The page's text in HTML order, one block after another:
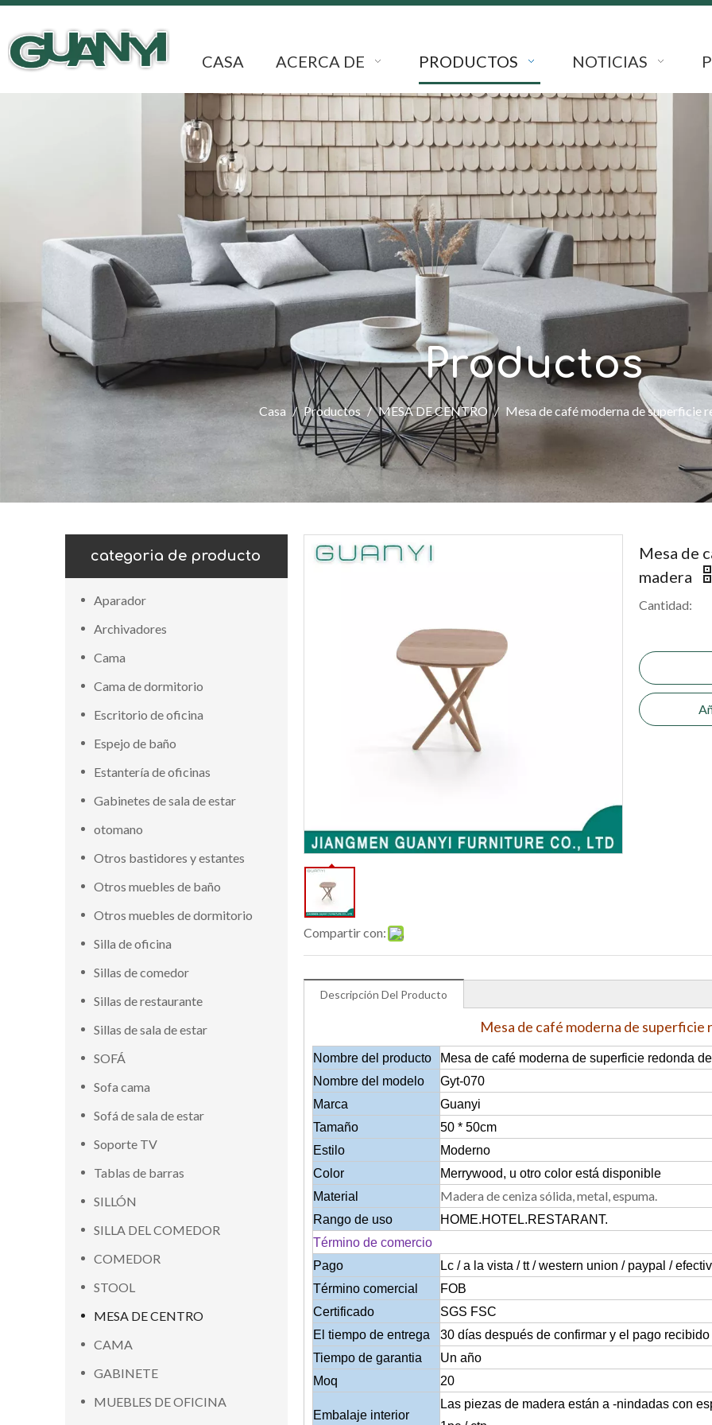
CASA ACERCA DE PRODUCTOS NOTICIAS
Productos
Casa / Productos / MESA DE CENTRO / Mesa de café moderna de superficie
categoria de producto
Aparador
Archivadores
Cama
Cama de dormitorio
Escritorio de oficina
Espejo de baño
Estantería de oficinas
Gabinetes de sala de estar
otomano
Otros bastidores y estantes
Otros muebles de baño
Otros muebles de dormitorio
Silla de oficina
Sillas de comedor
Sillas de restaurante
Sillas de sala de estar
SOFÁ
Sofa cama
Sofá de sala de estar
Soporte TV
Tablas de barras
SILLÓN
SILLA DEL COMEDOR
COMEDOR
STOOL
MESA DE CENTRO
CAMA
GABINETE
MUEBLES DE OFICINA
Compartir con:
Mesa de
madera
Cantidad:
Descripción Del Producto
Mesa de café moderna de superficie
Nombre del producto
Mesa de café moderna de superficie redonda
Nombre del modelo
Gyt-070
Marca
Guanyi
Tamaño
50 * 50cm
Estilo
Moderno
Color
Merrywood, u otro color está disponible
Material
Madera de ceniza sólida, metal, espuma.
Rango de uso
HOME.HOTEL.RESTARANT.
Término de comercio
Pago
Lc / a la vista / tt / western union / paypal /
Término comercial
FOB
Certificado
SGS FSC
El tiempo de entrega
30 días después de confirmar y el pago recibido
Tiempo de garantia
Un año
Moq
20
Embalaje interior
Las piezas de madera están a -nindadas con